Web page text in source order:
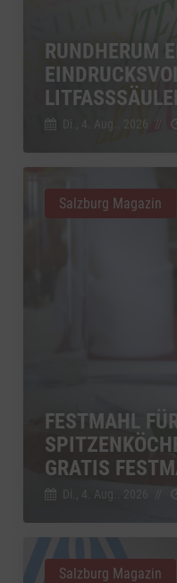
RUNDHERUM
LITFASSSÄULEN
Di., 4. Aug.. 2026
FESTMAHL
GRATIS
Di., 4. Aug.. 2026
Salzburg Magazin
Salzburg Magazin